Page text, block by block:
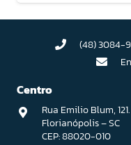
(48) 3084-
Centro
Rua Emilio Blum,
Florianópolis – SC
CEP: 88020-010